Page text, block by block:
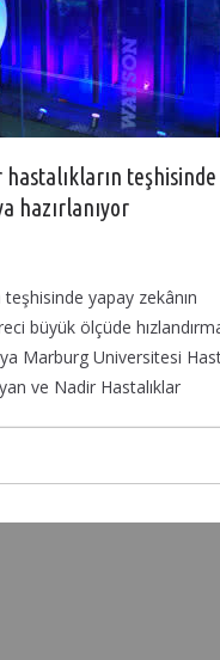
hazırlanıyor
teşhisinde yapay zekânın
büyük ölçüde
Marburg Universitesi
ve Nadir Hastalıklar